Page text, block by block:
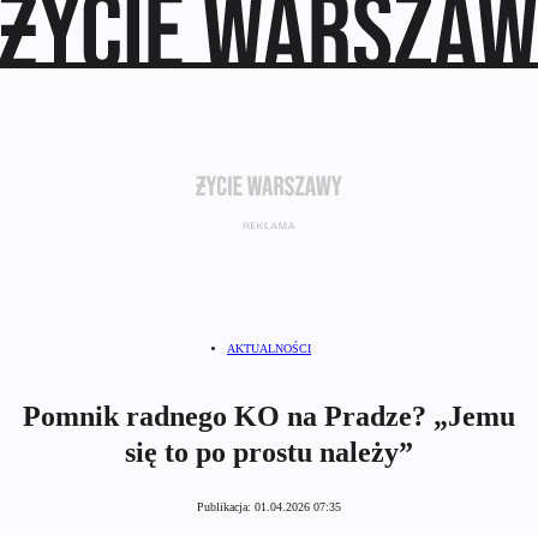
AKTUALNOŚCI
Pomnik radnego KO na Pradze? „Jemu
się to po prostu należy”
Publikacja: 01.04.2026 07:35